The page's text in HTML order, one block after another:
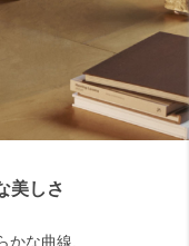
美しさ
な曲線、